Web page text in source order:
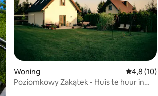
Woning
4,8 (10)
Poziomkowy Zakątek - Huis te huur in